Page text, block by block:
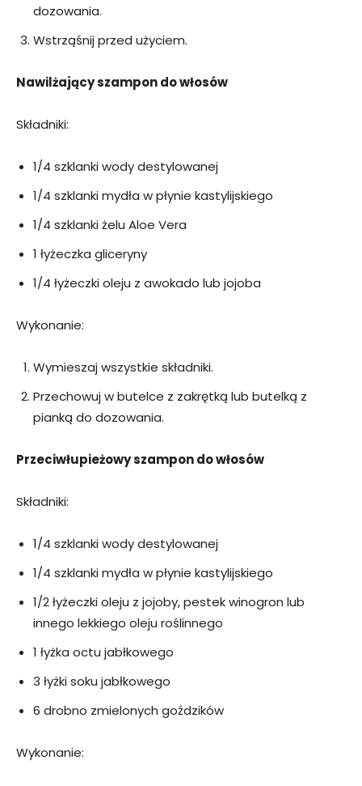
dozowania.
Wstrząśnij przed użyciem.
Nawilżający szampon do włosów
Składniki:
1/4 szklanki wody destylowanej
1/4 szklanki mydła w płynie kastylijskiego
1/4 szklanki żelu Aloe Vera
1 łyżeczka gliceryny
1/4 łyżeczki oleju z awokado lub jojoba
Wykonanie:
Wymieszaj wszystkie składniki.
Przechowuj w butelce z zakrętką lub butelką z
pianką do dozowania.
Przeciwłupieżowy szampon do włosów
Składniki:
1/4 szklanki wody destylowanej
1/4 szklanki mydła w płynie kastylijskiego
1/2 łyżeczki oleju z jojoby, pestek winogron lub
innego lekkiego oleju roślinnego
1 łyżka octu jabłkowego
3 łyżki soku jabłkowego
6 drobno zmielonych goździków
Wykonanie: